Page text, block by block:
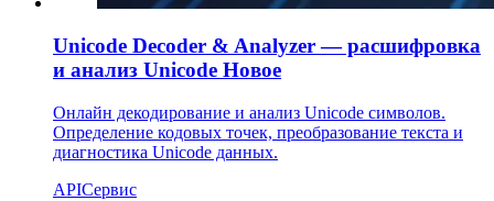
Unicode Decoder & Analyzer — расшифровка
и анализ Unicode Новое
Онлайн декодирование и анализ Unicode символов.
Определение кодовых точек, преобразование текста и
диагностика Unicode данных.
APIСервис